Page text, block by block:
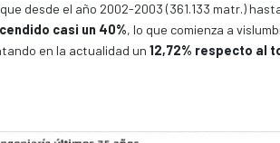
que desde el año 2002-2003 (361.133 matr.)
casi un 40%, lo que comienza a
en la actualidad un 12,72% respecto al